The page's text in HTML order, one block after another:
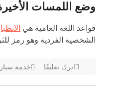
وضع اللمسات
قواعد اللغة العامية هي
الشخصية الفردية وهو رمز
اترك تعليقًا خدمة